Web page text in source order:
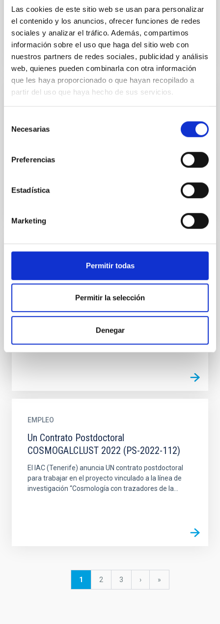
Las cookies de este sitio web se usan para personalizar
el contenido y los anuncios, ofrecer funciones de redes
sociales y analizar el tráfico. Además, compartimos
información sobre el uso que haga del sitio web con
nuestros partners de redes sociales, publicidad y análisis
web, quienes pueden combinarla con otra información
que les haya proporcionado o que hayan recopilado a
partir del uso que haya hecho de sus servicios.
Necesarias
Preferencias
Estadística
Marketing
Permitir todas
Permitir la selección
Denegar
predicciones del...
Lactea 2022 (PS-2022-105)
para trabajar en el proyecto vinculado a la línea de
investigación “ Huellas en la Formación Estelar en...
EMPLEO
Un Contrato Postdoctoral COSMO 2022
(PS-2022-119)
El IAC (Tenerife) anuncia UN contrato postdoctoral
para trabajar en el proyecto vinculado a la línea de
EMPLEO
Un Contrato Postdoctoral
COSMOGALCLUST 2022 (PS-2022-112)
El IAC (Tenerife) anuncia UN contrato postdoctoral
para trabajar en el proyecto vinculado a la línea de
investigación “Cosmología con trazadores de la...
Página
1 Página
2 Página
3
Siguiente
›
última
»